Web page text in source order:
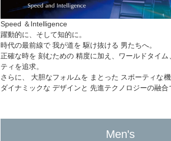
Speed ＆Intelligence
躍動的に、そして知的に。
時代の最前線で 我が道を 駆け抜ける 男たちへ。
正確な時を 刻むための 精度に加え、ワールドタイ
ティを追求。
さらに、 大胆なフォルムを まとった スポーティな
ダイナミックな デザインと 先進テクノロジーの融
Men's